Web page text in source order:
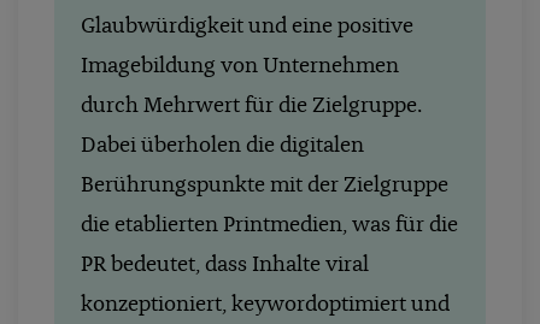
Glaubwürdigkeit und eine positive
Imagebildung von Unternehmen
durch Mehrwert für die Zielgruppe.
Dabei überholen die digitalen
Berührungspunkte mit der Zielgruppe
die etablierten Printmedien, was für die
PR bedeutet, dass Inhalte viral
konzeptioniert, keywordoptimiert und